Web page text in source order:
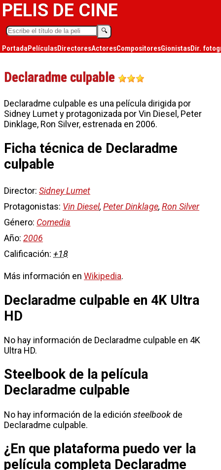
PELIS DE CINE
🔍︎
PortadaPelículasDirectoresActoresCompositoresGionistasDir.
Declaradme culpable
Declaradme culpable es una película dirigida por
Sidney Lumet y protagonizada por Vin Diesel, Peter
Dinklage, Ron Silver, estrenada en 2006.
Ficha técnica de Declaradme
culpable
Director: Sidney Lumet
Protagonistas: Vin Diesel, Peter Dinklage, Ron Silver
Género: Comedia
Año: 2006
Calificación: +18
Más información en Wikipedia.
Declaradme culpable en 4K Ultra
HD
No hay información de Declaradme culpable en 4K
Ultra HD.
Steelbook de la película
Declaradme culpable
No hay información de la edición steelbook de
Declaradme culpable.
¿En que plataforma puedo ver la
película completa Declaradme